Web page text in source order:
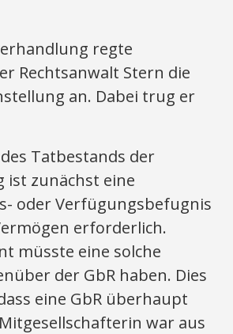
regte
Rechtsanwalt Stern die
an. Dabei trug er
Tatbestands der
zunächst eine
oder Verfügungsbefugnis
erforderlich.
müsste eine solche
der GbR haben. Dies
eine GbR überhaupt
war aus